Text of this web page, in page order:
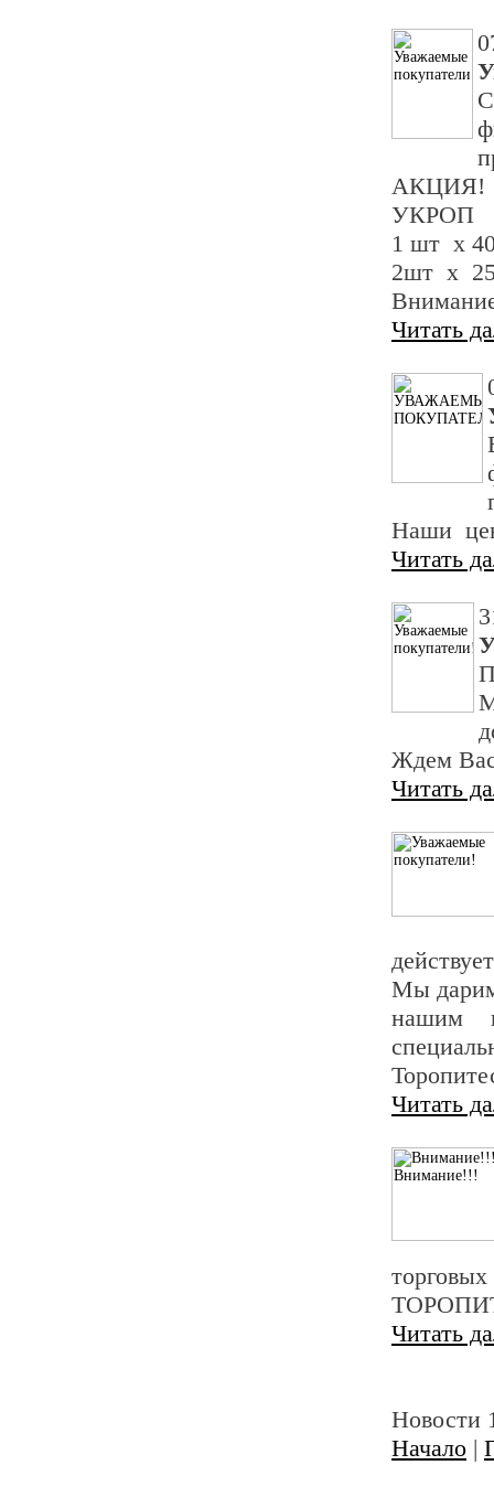
АКЦИЯ!
УКРОП
1 шт х
2шт х
Читать
Наши
Читать
Ждем
Читать
Мы дарим
нашим
Читать
Читать
Новости
Начало |